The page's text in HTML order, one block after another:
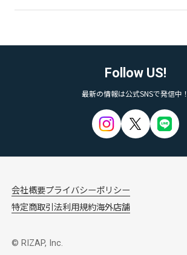
Follow US!
最新の情報は公式SNSで発信中！
会社概要プライバシーポリシー
特定商取引法利用規約海外店舗
© RIZAP, Inc.